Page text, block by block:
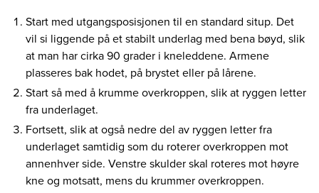
Start med utgangsposisjonen til en standard situp. Det
vil si liggende på et stabilt underlag med bena bøyd, slik
at man har cirka 90 grader i kneleddene. Armene
plasseres bak hodet, på brystet eller på lårene.
Start så med å krumme overkroppen, slik at ryggen letter
fra underlaget.
Fortsett, slik at også nedre del av ryggen letter fra
underlaget samtidig som du roterer overkroppen mot
annenhver side. Venstre skulder skal roteres mot høyre
kne og motsatt, mens du krummer overkroppen.